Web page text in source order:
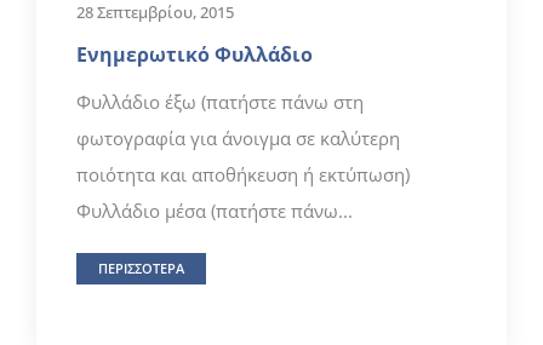
28 Σεπτεμβρίου, 2015
Ενημερωτικό Φυλλάδιο
Φυλλάδιο έξω (πατήστε πάνω στη
φωτογραφία για άνοιγμα σε καλύτερη
ποιότητα και αποθήκευση ή εκτύπωση)
Φυλλάδιο μέσα (πατήστε πάνω...
ΠΕΡΙΣΣΟΤΕΡΑ